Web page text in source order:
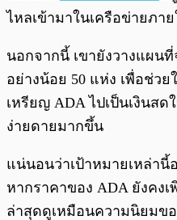
ไหลเข้ามาในเครือข่ายภา
นอกจากนี้ เขายังวางแผน
อย่างน้อย 50 แห่ง เพื่อช่ว
เหรียญ ADA ไปเป็นเงินส
ง่ายดายมากขึ้น
แน่นอนว่าเป้าหมายเหล่านี้
หากราคาของ ADA ยังคง
ล่าสุดดูเหมือนความนิยมขอ